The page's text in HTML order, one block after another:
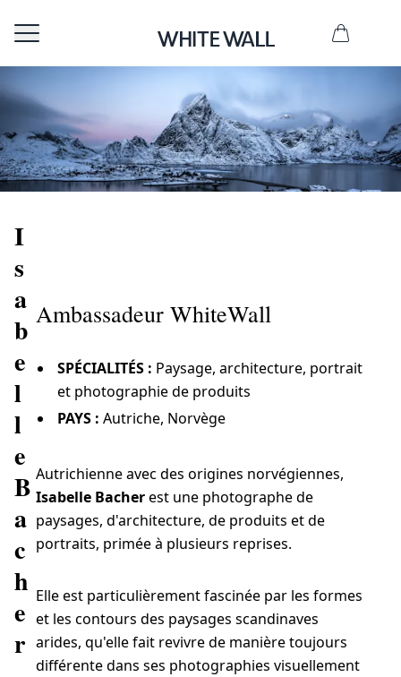
I
s
a
b
e
l
l
e
B
a
c
h
e
r
Ambassadeur WhiteWall
SPÉCIALITÉS : Paysage, architecture, portrait
et photographie de produits
PAYS : Autriche, Norvège
Autrichienne avec des origines norvégiennes,
Isabelle Bacherest une photographe de
paysages, d'architecture, de produits et de
portraits, primée à plusieurs reprises.
Elle est particulièrement fascinée par les formes
et les contours des paysages scandinaves
arides, qu'elle fait revivre de manière toujours
différente dans ses photographies visuellement